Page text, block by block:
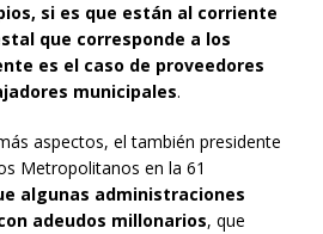
si es que están al corriente
que corresponde a los
es el caso de proveedores
municipales.
aspectos, el también presidente
Metropolitanos en la 61
algunas administraciones
adeudos millonarios, que